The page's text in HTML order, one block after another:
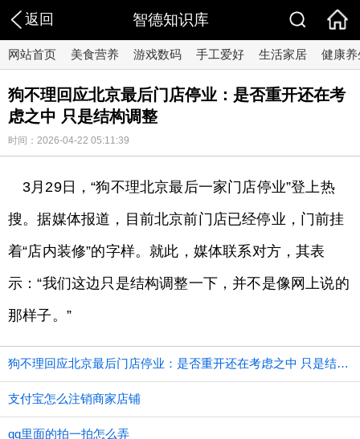
返回 智德知识库
网站首页 美食营养 游戏数码 手工爱好 生活家居 健康养
狗不理回应北京最后门店停业：是否重开还在考
虑之中 只是结构调整
时间：2026-04-22 05:11:39
3月29日，“狗不理北京最后一家门店停业”登上热
搜。据媒体报道，目前北京前门店已经停业，门前挂
着“店内装修”的字样。就此，媒体联系对方，其表
示：“我们这边只是结构调整一下，并不是像网上说的
那样子。”
狗不理回应北京最后门店停业：是否重开还在考虑之中 只是结构调整
支付宝怎么注销商家店铺
qq里面的拍一拍怎么弄